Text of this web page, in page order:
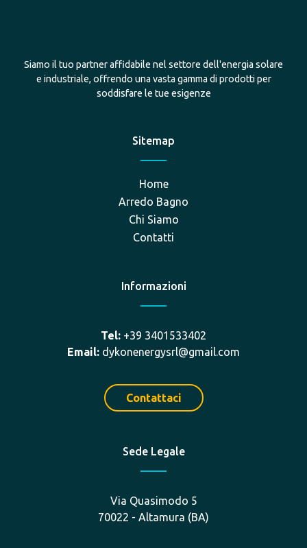
Siamo il tuo partner affidabile nel settore dell'energia solare
e industriale, offrendo una vasta gamma di prodotti per
soddisfare le tue esigenze
Sitemap
Home
Arredo Bagno
Chi Siamo
Contatti
Informazioni
Tel: +39 3401533402
Email: dykonenergysrl@gmail.com
Contattaci
Sede Legale
Via Quasimodo 5
70022 - Altamura (BA)